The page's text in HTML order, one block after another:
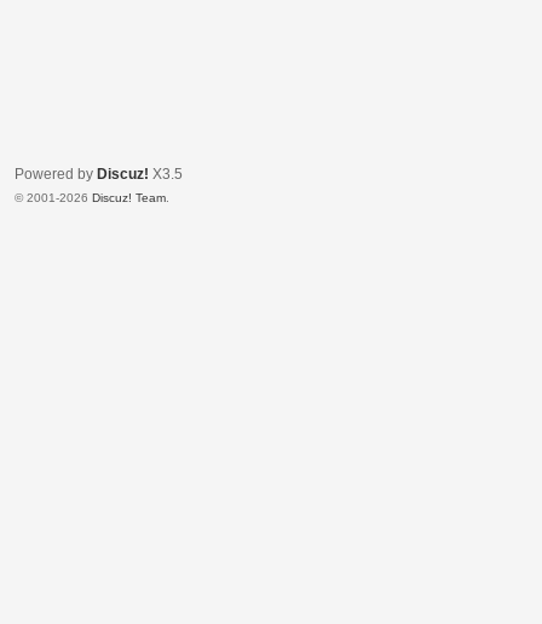
Powered by Discuz! X3.5
© 2001-2026 Discuz! Team